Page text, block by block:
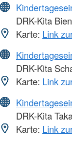
DRK-Kita
Karte: Link
DRK-Kita
Karte: Link
DRK-Kita
Karte: Link